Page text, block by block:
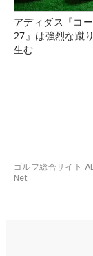
アディダス『コ
27』は強烈な蹴
生む
ゴルフ総合サイト
Net